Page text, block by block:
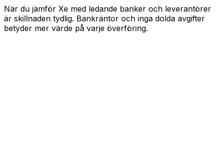
När du jämför Xe med ledande banker och leverantörer
är skillnaden tydlig. Bankräntor och inga dolda avgifter
betyder mer värde på varje överföring.